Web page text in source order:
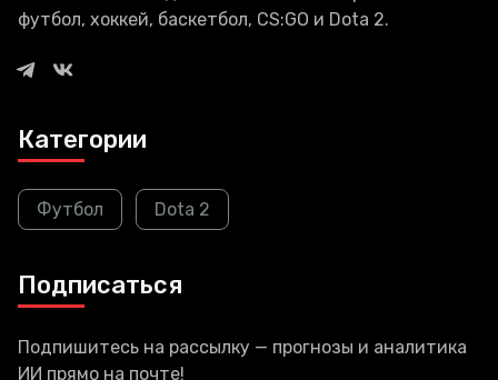
футбол, хоккей, баскетбол, CS:GO и Dota 2.
Категории
Футбол Dota 2
Подписаться
Подпишитесь на рассылку — прогнозы и аналитика
ИИ прямо на почте!